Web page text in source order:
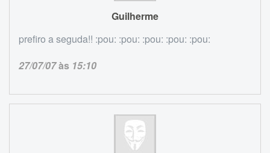
Guilherme
prefiro a seguda!! :pou: :pou: :pou: :pou: :pou:
27/07/07às 15:10